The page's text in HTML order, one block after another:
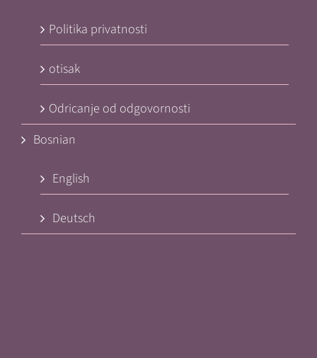
Politika privatnosti
otisak
Odricanje od odgovornosti
Bosnian
English
Deutsch